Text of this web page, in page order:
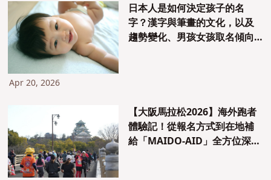
日本人是如何決定孩子的名
字？漢字與筆畫的文化，以及
趨勢變化、男孩女孩取名傾向
Apr 20, 2026
【大阪馬拉松2026】海外跑者
體驗記！從報名方式到在地補
給「MAIDO-AID」全方位深入